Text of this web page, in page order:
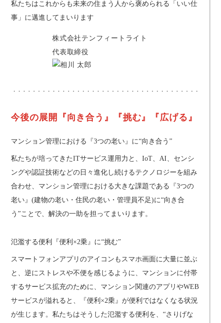
私たちはこれからも未来の住まう人から褒められる「いい仕
事」に邁進してまいります
株式会社テンフィートライト
代表取締役
今後の展開『向き合う』『挑む』『広げる』
マンション管理における『3つの老い』に“向き合う”
私たちが培ってきたITサービス運用力と、IoT、AI、センシ
ングや認証技術などの日々進化し続けるテクノロジーを組み
合わせ、マンション管理における大きな課題である『3つの
老い』(建物の老い・住民の老い・管理員不足)に“向き合
う”ことで、解決の一助を担ってまいります。
氾濫する便利『便利×2乗』に“挑む”
スマートフォンアプリのアイコンもスマホ画面に大量に並ぶ
と、逆にストレスや不便を感じるように、マンションに付帯
するサービス拡充のために、マンション関連のアプリやWEB
サービスが溢れると、『便利×2乗』が便利ではなくなる状況
が生じます。私たちはそうした氾濫する便利を、“さりげな